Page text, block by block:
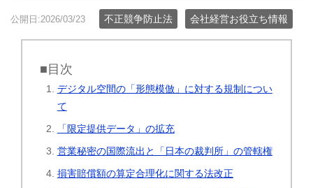
公開日:2026/03/23 不正競争防止法 会社経営お役立ち情報
■目次
デジタル空間の「形態模倣」に対する規制につい
て
「限定提供データ」の拡充
営業秘密の国際流出と「日本の裁判所」の管轄権
損害賠償額の算定合理化に関する法改正